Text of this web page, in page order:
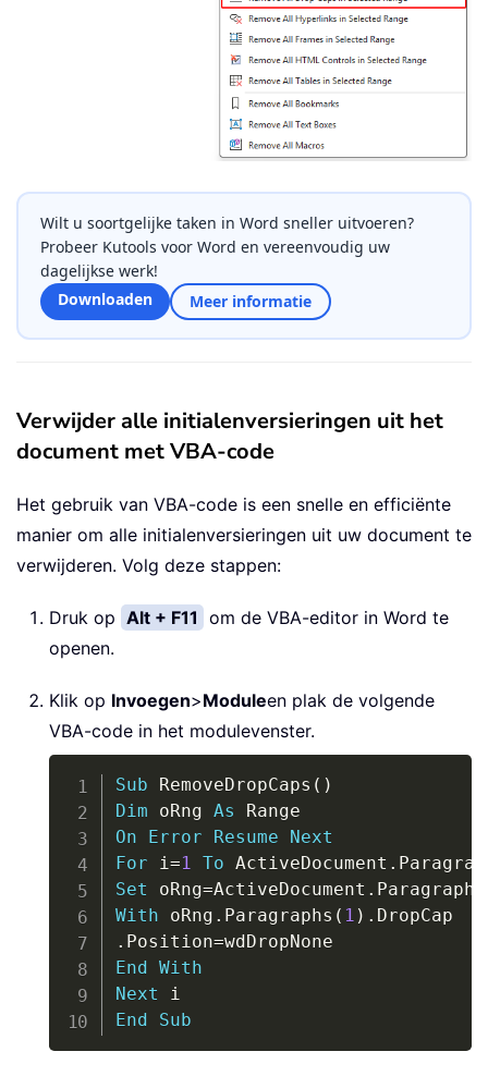
Wilt u soortgelijke taken in Word sneller uitvoeren?
Probeer Kutools voor Word en vereenvoudig uw
dagelijkse werk!
Downloaden
Meer informatie
Verwijder alle initialenversieringen uit het
document met VBA-code
Het gebruik van VBA-code is een snelle en efficiënte
manier om alle initialenversieringen uit uw document te
verwijderen. Volg deze stappen:
Druk op Alt + F11 om de VBA-editor in Word te
openen.
Klik op Invoegen>Moduleen plak de volgende
VBA-code in het modulevenster.
Sub RemoveDropCaps ( )
Dim oRng As
On
Error Resume
Next
For i=1 To ActiveDocument .
Set oRng=ActiveDocument . Paragraphs
With oRng . Paragraphs ( 1 ) .
. Position=
End With
Next
End
Sub